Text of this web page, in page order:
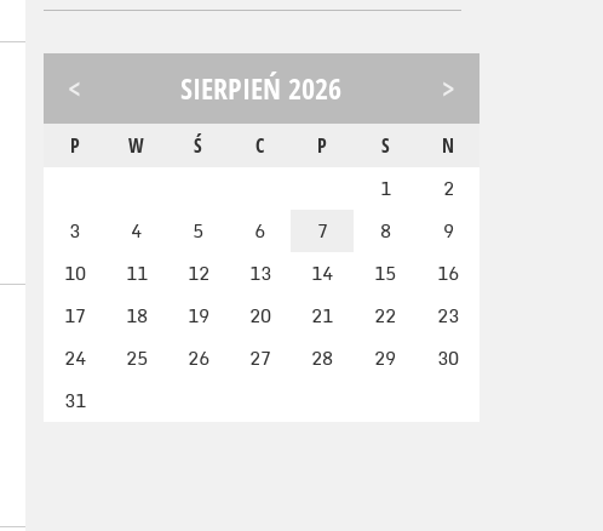
< SIERPIEŃ 2026 >
P W Ś C P S N
1
2
3
4 5 6 7 8
9
10
11 12 13 14 15
16
17
18 19 20 21 22
23
24
25 26 27 28 29
30
31